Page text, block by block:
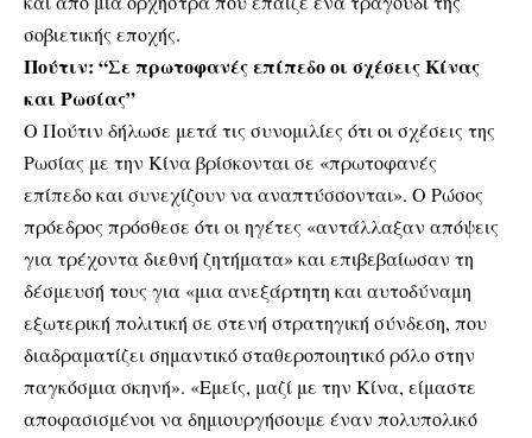
σοβιετικής εποχής.
Πούτιν: “Σε πρωτοφανές επίπεδο οι σχέσεις Κίνας
και Ρωσίας”
Ο Πούτιν δήλωσε μετά τις συνομιλίες ότι οι σχέσεις της
Ρωσίας με την Κίνα βρίσκονται σε «πρωτοφανές
επίπεδο και συνεχίζουν να αναπτύσσονται». Ο Ρώσος
πρόεδρος πρόσθεσε ότι οι ηγέτες «αντάλλαξαν απόψεις
για τρέχοντα διεθνή ζητήματα» και επιβεβαίωσαν τη
δέσμευσή τους για «μια ανεξάρτητη και αυτοδύναμη
εξωτερική πολιτική σε στενή στρατηγική σύνδεση, που
διαδραματίζει σημαντικό σταθεροποιητικό ρόλο στην
παγκόσμια σκηνή». «Εμείς, μαζί με την Κίνα, είμαστε
αποφασισμένοι να δημιουργήσουμε έναν πολυπολικό